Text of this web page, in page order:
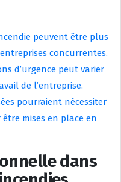
peuvent être plus
concurrentes.
d’urgence peut varier
de l’entreprise.
pourraient nécessiter
mises en place en
dans